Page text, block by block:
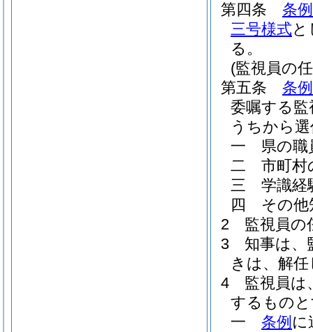
第四条
条
三号様式と
る。
(監視員の
第五条
条
委嘱する監
うちから
一
県の職
二
市町村
三
学識経
四
その
2
監視員の
3
知事は、
きは、解
4
監視員は
するもの
一
条例 に